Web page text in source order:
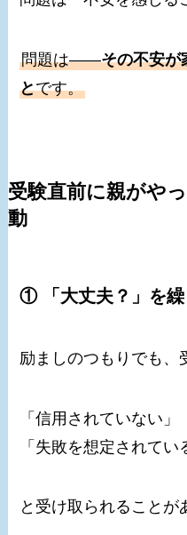
問題は――その不安が
とです。
受験直前に親がや
動
① 「大丈夫？」を繰
励ましのつもりでも、
「信用されていない」
「失敗を想定されてい
と受け取られることが